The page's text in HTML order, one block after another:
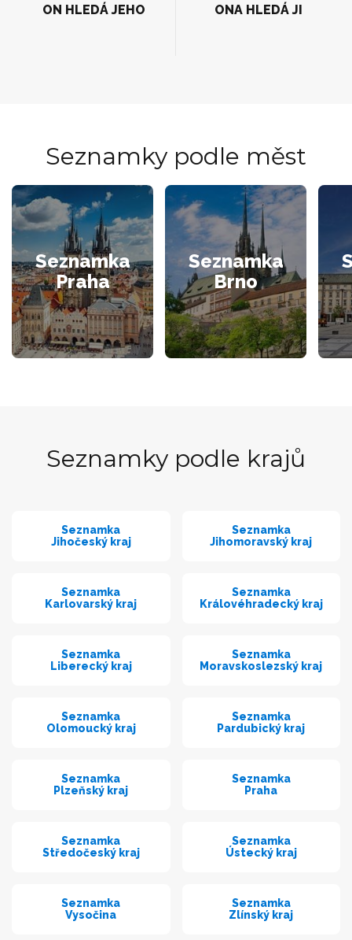
ON HLEDÁ JEHO ONA HLEDÁ JI
Seznamky podle měst
Seznamka
Praha
Seznamka
Brno
Seznamky podle krajů
Seznamka
Jihočeský kraj
Seznamka
Jihomoravský kraj
Seznamka
Karlovarský kraj
Seznamka
Královéhradecký kraj
Seznamka
Liberecký kraj
Seznamka
Moravskoslezský kraj
Seznamka
Olomoucký kraj
Seznamka
Pardubický kraj
Seznamka
Plzeňský kraj
Seznamka
Praha
Seznamka
Středočeský kraj
Seznamka
Ústecký kraj
Seznamka
Vysočina
Seznamka
Zlínský kraj